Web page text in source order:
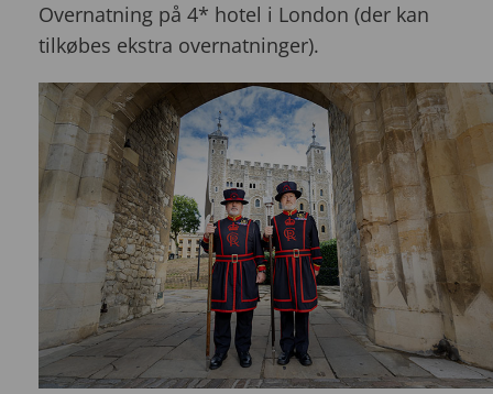
Overnatning på 4* hotel i London (der kan
tilkøbes ekstra overnatninger).